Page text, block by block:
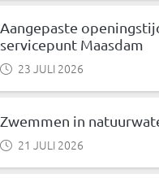
Aangepaste
servicepunt Maasdam
23 JULI 2026
Zwemmen in
21 JULI 2026